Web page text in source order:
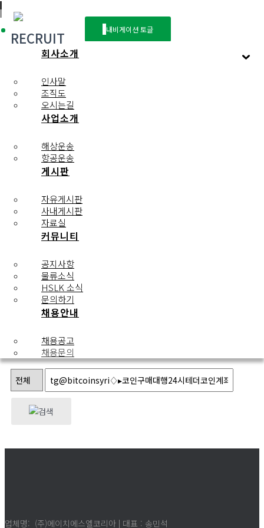
내비게이션 토글
회사소개
인사말
조직도
오시는길
사업소개
해상운송
항공운송
게시판
자유게시판
사내게시판
자료실
커뮤니티
공지사항
물류소식
HSLK 소식
문의하기
채용안내
채용공고
채용문의
RECRUIT
채용문의
채용공고
채용문의
채용문의
제목 상태
업체명: (주)에이치에스엘코리아 | 대표 : 송민석